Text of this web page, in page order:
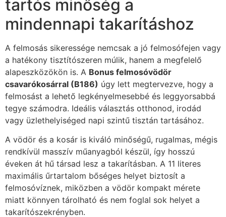
tartós minőség a
mindennapi takarításhoz
A felmosás sikeressége nemcsak a jó felmosófejen vagy
a hatékony tisztítószeren múlik, hanem a megfelelő
alapeszközökön is. A Bonus felmosóvödör
csavarókosárral (B186) úgy lett megtervezve, hogy a
felmosást a lehető legkényelmesebbé és leggyorsabbá
tegye számodra. Ideális választás otthonod, irodád
vagy üzlethelyiséged napi szintű tisztán tartásához.
A vödör és a kosár is kiváló minőségű, rugalmas, mégis
rendkívül masszív műanyagból készül, így hosszú
éveken át hű társad lesz a takarításban. A 11 literes
maximális űrtartalom bőséges helyet biztosít a
felmosóvíznek, miközben a vödör kompakt mérete
miatt könnyen tárolható és nem foglal sok helyet a
takarítószekrényben.